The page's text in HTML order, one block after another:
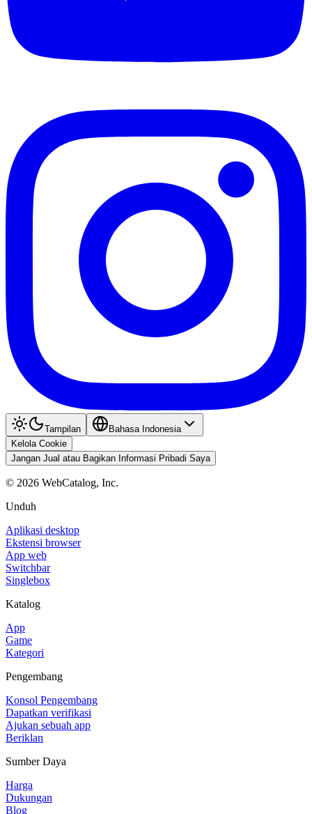
Tampilan
Bahasa Indonesia
Kelola Cookie
Jangan Jual atau Bagikan Informasi Pribadi Saya
© 2026 WebCatalog, Inc.
Unduh
Aplikasi desktop
Ekstensi browser
App web
Switchbar
Singlebox
Katalog
App
Game
Kategori
Pengembang
Konsol Pengembang
Dapatkan verifikasi
Ajukan sebuah app
Beriklan
Sumber Daya
Harga
Dukungan
Blog